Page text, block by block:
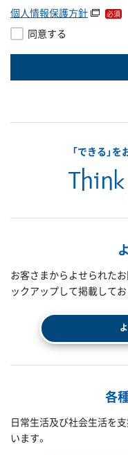
個人情報保護方針
同意する
「できる」
お客さまからよせられた
ックアップして掲載してお
各
日常生活及び社会生活を
います。